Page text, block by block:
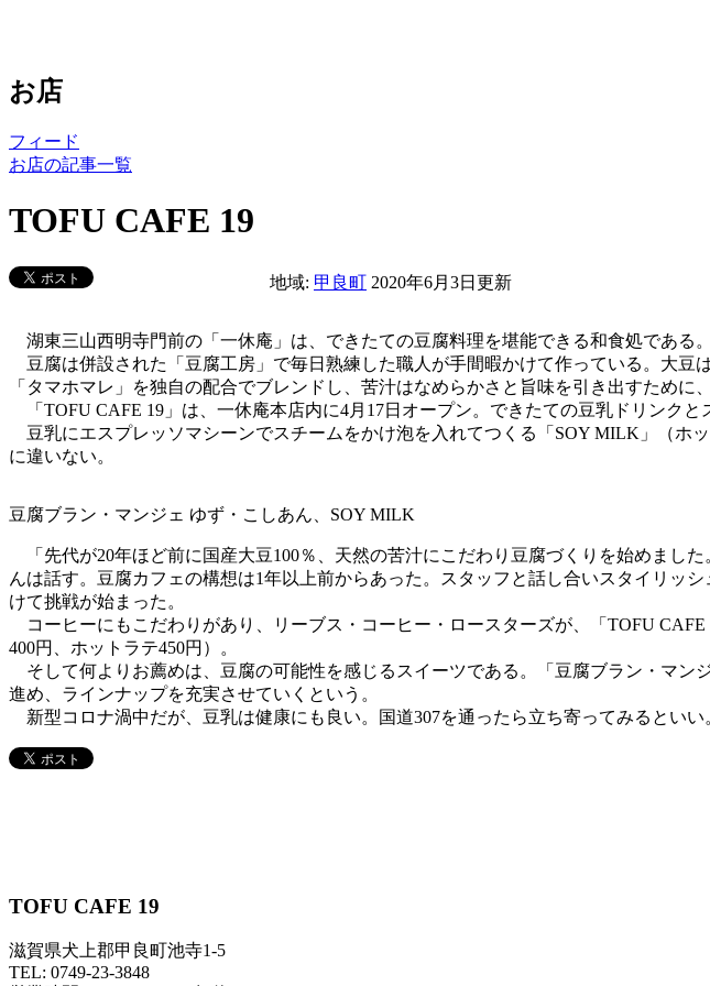
お店
フィード
お店の記事一覧
TOFU CAFE 19
地域: 甲良町 2020年6月3日更新
湖東三山西明寺門前の「一休庵」は、できたての豆腐料理を堪能できる和食処である
豆腐は併設された「豆腐工房」で毎日熟練した職人が手間暇かけて作っている。大豆
「タマホマレ」を独自の配合でブレンドし、苦汁はなめらかさと旨味を引き出すため
「TOFU CAFE 19」は、一休庵本店内に4月17日オープン。できたての豆乳ドリンクと
豆乳にエスプレッソマシーンでスチームをかけ泡を入れてつくる「SOY MILK」（ホ
に違いない。
豆腐ブラン・マンジェ ゆず・こしあん、SOY MILK
「先代が20年ほど前に国産大豆100％、天然の苦汁にこだわり豆腐づくりを始めまし
んは話す。豆腐カフェの構想は1年以上前からあった。スタッフと話し合いスタイリッ
けて挑戦が始まった。
コーヒーにもこだわりがあり、リーブス・コーヒー・ロースターズが、「TOFU
400円、ホットラテ450円）。
そして何よりお薦めは、豆腐の可能性を感じるスイーツである。「豆腐ブラン・マン
進め、ラインナップを充実させていくという。
新型コロナ渦中だが、豆乳は健康にも良い。国道307を通ったら立ち寄ってみるといい
TOFU CAFE 19
滋賀県犬上郡甲良町池寺1-5
TEL: 0749-23-3848